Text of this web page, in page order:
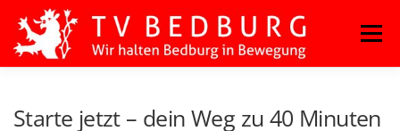
Zum
Inhalt
springen
Menü
Starte jetzt – dein Weg zu 40 Minuten